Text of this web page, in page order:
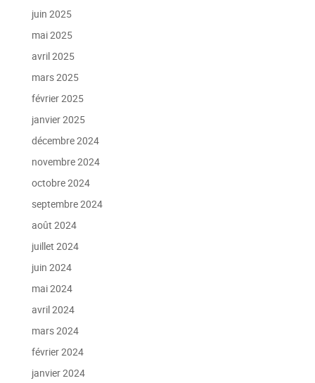
juin 2025
mai 2025
avril 2025
mars 2025
février 2025
janvier 2025
décembre 2024
novembre 2024
octobre 2024
septembre 2024
août 2024
juillet 2024
juin 2024
mai 2024
avril 2024
mars 2024
février 2024
janvier 2024